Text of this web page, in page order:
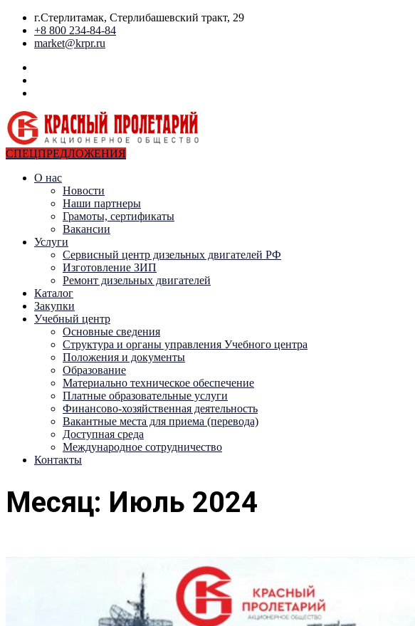
г.Стерлитамак, Стерлибашевский тракт, 29
+8 800 234-84-84
market@krpr.ru
СПЕЦПРЕДЛОЖЕНИЯ
О нас
Новости
Наши партнеры
Грамоты, сертификаты
Вакансии
Услуги
Сервисный центр дизельных двигателей РФ
Изготовление ЗИП
Ремонт дизельных двигателей
Каталог
Закупки
Учебный центр
Основные сведения
Структура и органы управления Учебного центра
Положения и документы
Образование
Материально техническое обеспечение
Платные образовательные услуги
Финансово-хозяйственная деятельность
Вакантные места для приема (перевода)
Доступная среда
Международное сотрудничество
Контакты
Месяц: Июль 2024